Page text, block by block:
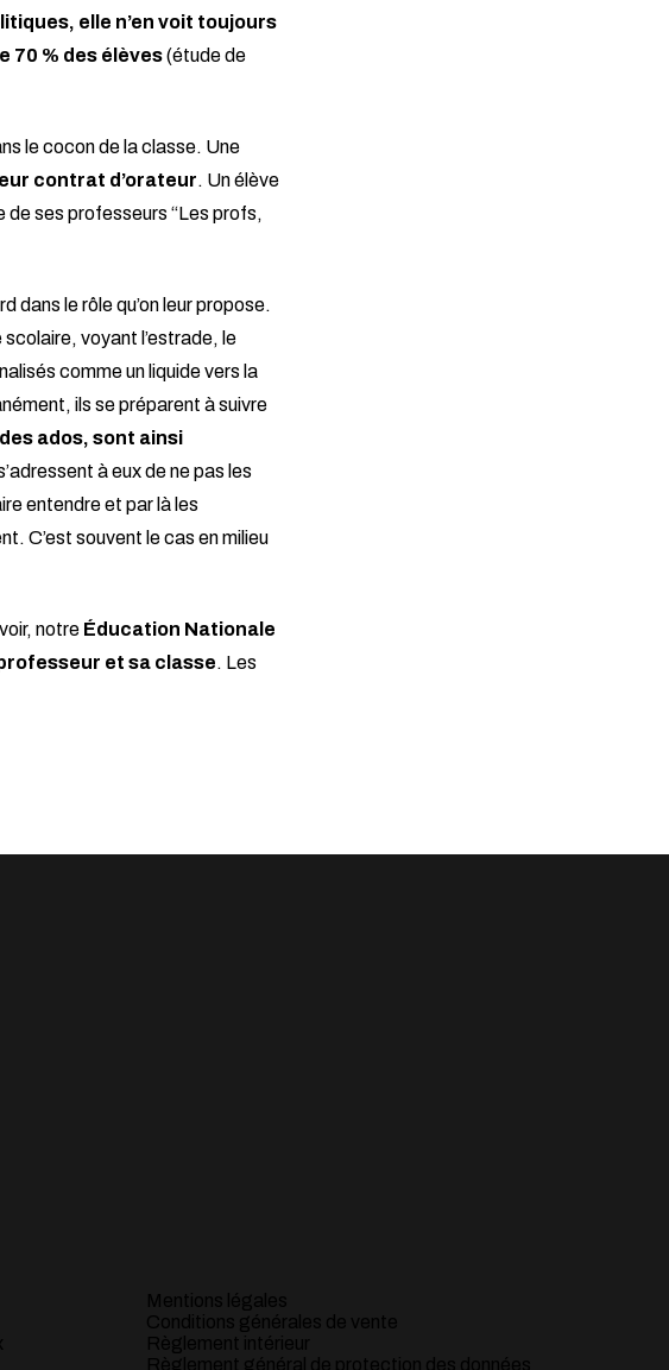
elle n’en voit toujours
70 % des élèves(étude de
le cocon de la classe. Une
contrat d’orateur. Un élève
de ses professeurs “Les profs,
dans le rôle qu’on leur propose.
voyant l’estrade, le
comme un liquide vers la
ils se préparent à suivre
ados, sont ainsi
à eux de ne pas les
entendre et par là les
C’est souvent le cas en milieu
notre Éducation Nationale
et sa classe. Les
Mentions légales
Conditions générales de vente
Règlement intérieur
Règlement général de protection des données